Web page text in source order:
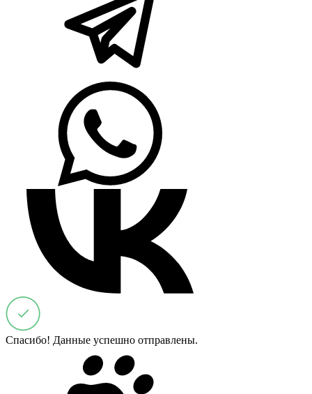
Спасибо! Данные успешно отправлены.